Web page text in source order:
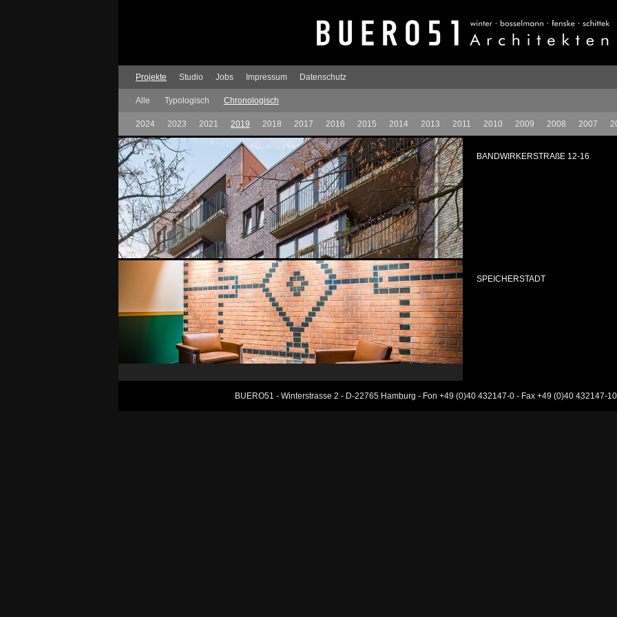
Projekte Studio Jobs Impressum Datenschutz
Alle Typologisch Chronologisch
2024 2023 2021 2019 2018 2017 2016 2015 2014 2013 2011 2010 2009 2008 2007
BANDWIRKERSTRAßE 12-16
SPEICHERSTADT
BUERO51 - Winterstrasse 2 - D-22765 Hamburg - Fon +49 (0)40 432147-0 - Fax +49 (0)40 432147-